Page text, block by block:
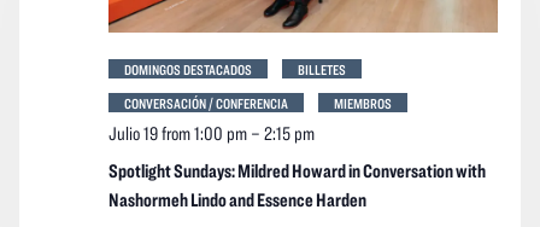
Spotlight Sundays: Mildred Howard in Conversation with
Nashormeh Lindo and Essence Harden
Julio 19 from 1:00 pm– 2:15 pm
DOMINGOS DESTACADOS
BILLETES
CONVERSACIÓN / CONFERENCIA
MIEMBROS